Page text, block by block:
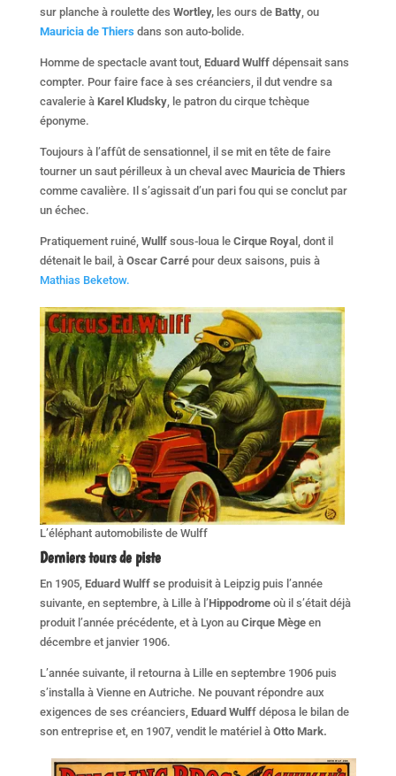
sur planche à roulette des Wortley, les ours de Batty, ou
Mauricia de Thiersdans son auto-bolide.
Homme de spectacle avant tout, Eduard Wulffdépensait sans
compter. Pour faire face à ses créanciers, il dut vendre sa
cavalerie à Karel Kludsky, le patron du cirque tchèque
éponyme.
Toujours à l’affût de sensationnel, il se mit en tête de faire
tourner un saut périlleux à un cheval avecMauricia de Thiers
comme cavalière. Il s’agissait d’un pari fou qui se conclut par
un échec.
Pratiquement ruiné, Wullf sous-loua le Cirque Royal, dont il
détenait le bail, àOscar Carrépour deux saisons, puis à
Mathias Beketow.
L’éléphant automobiliste de Wulff
Derniers tours de piste
En 1905, Eduard Wulff se produisit à Leipzig puis l’année
suivante, en septembre, à Lille à l’Hippodromeoù il s’était déjà
produit l’année précédente, et à Lyon au Cirque Mègeen
décembre et janvier 1906.
L’année suivante, il retourna à Lille en septembre 1906 puis
s’installa à Vienne en Autriche. Ne pouvant répondre aux
exigences de ses créanciers, Eduard Wulff déposa le bilan de
son entreprise et, en 1907, vendit le matériel à Otto Mark.